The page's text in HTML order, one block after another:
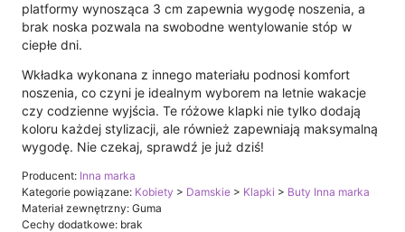
platformy wynosząca 3 cm zapewnia wygodę noszenia, a
brak noska pozwala na swobodne wentylowanie stóp w
ciepłe dni.
Wkładka wykonana z innego materiału podnosi komfort
noszenia, co czyni je idealnym wyborem na letnie wakacje
czy codzienne wyjścia. Te różowe klapki nie tylko dodają
koloru każdej stylizacji, ale również zapewniają maksymalną
wygodę. Nie czekaj, sprawdź je już dziś!
Producent: Inna marka
Kategorie powiązane: Kobiety > Damskie > Klapki > Buty Inna marka
Materiał zewnętrzny: Guma
Cechy dodatkowe: brak